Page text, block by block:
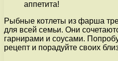
аппетита!
Рыбные котлеты из фарша
для всей семьи. Они
гарнирами и соусами.
рецепт и порадуйте своих